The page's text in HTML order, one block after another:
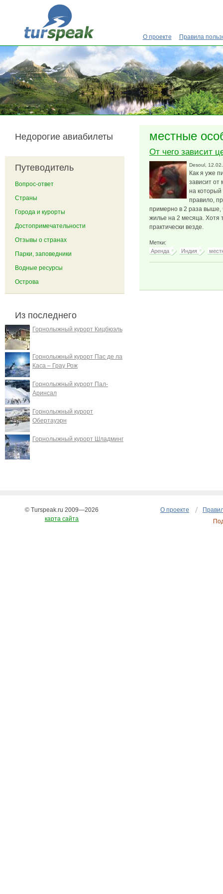
Перейти к основному содержанию
О проекте Правила
местные
От чего зависит
Desoul ,
Как я уже
зависит от
на который
правило,
примерно в 2 раза выше,
жилье на 2 месяца. Хотя
практически везде.
Метки:
Аренда
Индия
Недорогие авиабилеты
Путеводитель
Вопрос-ответ
Страны
Города и курорты
Достопримечательности
Отзывы о странах
Парки, заповедники
Водные ресурсы
Острова
Из последнего
Горнолыжный курорт Кицбюэль
Горнолыжный курорт Пас де ла
Каса – Грау Рож
Горнолыжный курорт Пал-
Аринсал
Горнолыжный курорт
Обертауэрн
Горнолыжный курорт Шладминг
О проекте
© Turspeak.ru 2009—2026
карта сайта